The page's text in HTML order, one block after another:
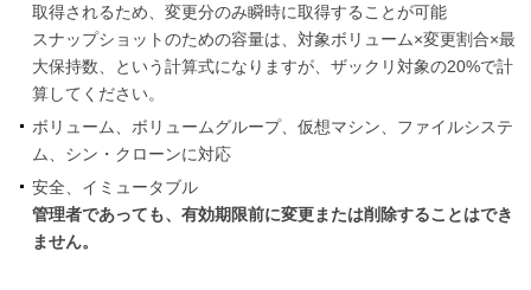
取得されるため、変更分のみ瞬時に取得することが可能
スナップショットのための容量は、対象ボリューム×変更割合×最
大保持数、という計算式になりますが、ザックリ対象の20%で計
算してください。
ボリューム、ボリュームグループ、仮想マシン、ファイルシステ
ム、シン・クローンに対応
安全、イミュータブル
管理者であっても、有効期限前に変更または削除することはでき
ません。